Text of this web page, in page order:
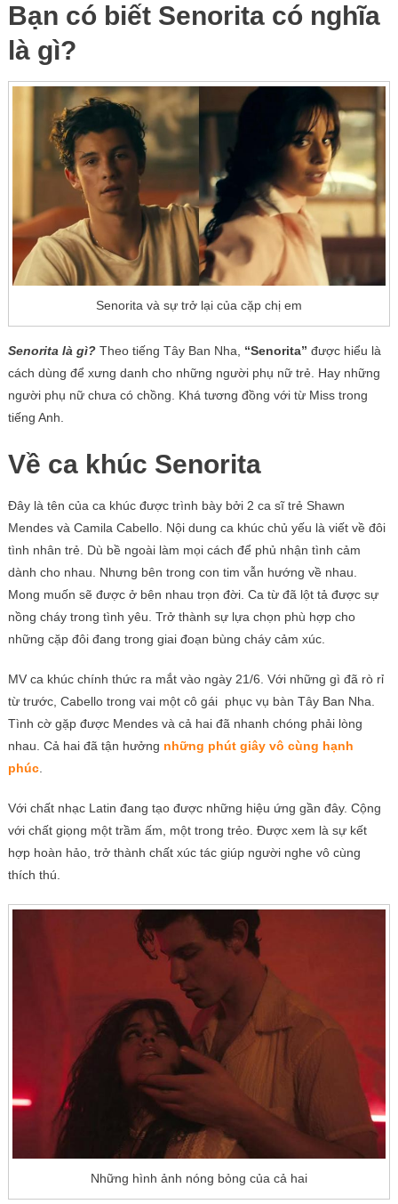
Bạn có biết Senorita có nghĩa
là gì?
Senorita và sự trở lại của cặp chị em
Senorita là gì? Theo tiếng Tây Ban Nha, “Senorita” được hiểu là
cách dùng để xưng danh cho những người phụ nữ trẻ. Hay những
người phụ nữ chưa có chồng. Khá tương đồng với từ Miss trong
tiếng Anh.
Về ca khúc Senorita
Đây là tên của ca khúc được trình bày bởi 2 ca sĩ trẻ Shawn
Mendes và Camila Cabello. Nội dung ca khúc chủ yếu là viết về đôi
tình nhân trẻ. Dù bề ngoài làm mọi cách để phủ nhận tình cảm
dành cho nhau. Nhưng bên trong con tim vẫn hướng về nhau.
Mong muốn sẽ được ở bên nhau trọn đời. Ca từ đã lột tả được sự
nồng cháy trong tình yêu. Trở thành sự lựa chọn phù hợp cho
những cặp đôi đang trong giai đoạn bùng cháy cảm xúc.
MV ca khúc chính thức ra mắt vào ngày 21/6. Với những gì đã rò rỉ
từ trước, Cabello trong vai một cô gái phục vụ bàn Tây Ban Nha.
Tình cờ gặp được Mendes và cả hai đã nhanh chóng phải lòng
nhau. Cả hai đã tận hưởng những phút giây vô cùng hạnh
phúc.
Với chất nhạc Latin đang tạo được những hiệu ứng gần đây. Cộng
với chất giọng một trầm ấm, một trong trẻo. Được xem là sự kết
hợp hoàn hảo, trở thành chất xúc tác giúp người nghe vô cùng
thích thú.
Những hình ảnh nóng bỏng của cả hai